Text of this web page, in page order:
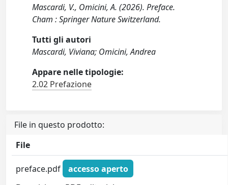
Mascardi, V., Omicini, A. (2026). Preface.
Cham : Springer Nature Switzerland.
Tutti gli autori
Mascardi, Viviana; Omicini, Andrea
Appare nelle tipologie:
2.02 Prefazione
File in questo prodotto:
File
preface.pdf
accesso aperto